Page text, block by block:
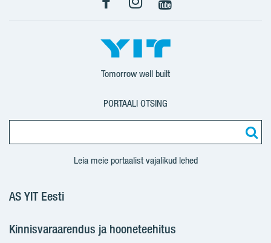
FacebookInstagram
YouTube
Tomorrow well built
PORTAALI OTSING
Leia meie portaalist vajalikud lehed
AS YIT Eesti
Kinnisvaraarendus ja hooneteehitus